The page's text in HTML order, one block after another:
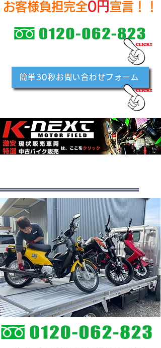
お客様負担完全0円 宣言！ ！
簡単30秒お問い合わせフォーム